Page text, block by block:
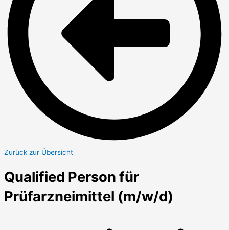
Zurück zur Übersicht
Qualified Person für
Prüfarzneimittel (m/w/d)